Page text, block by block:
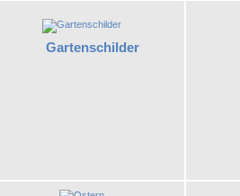
Gartenschilder